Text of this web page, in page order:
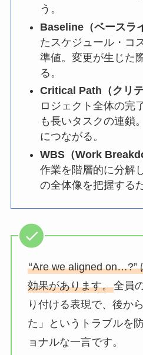
う。
Baseline（ベースラ
たスケジュール・コ
準値。変更が生じた
る。
Critical Path（クリテ
ロジェクト全体の完
も長いタスクの連鎖
につながる。
WBS（Work
作業を階層的に分解
の全体像を把握する
“Are we aligned on…?”
効果があります。全員
り付ける表現で、後か
た」というトラブルを
ョナルな一言です。